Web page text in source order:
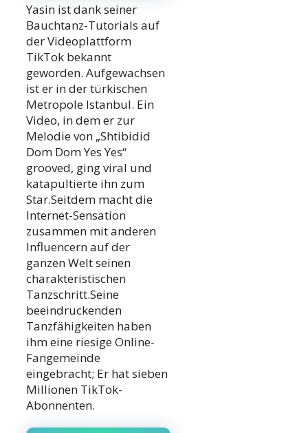
Yasin ist dank seiner
Bauchtanz-Tutorials auf
der Videoplattform
TikTok bekannt
geworden. Aufgewachsen
ist er in der türkischen
Metropole Istanbul. Ein
Video, in dem er zur
Melodie von „Shtibidid
Dom Dom Yes Yes“
grooved, ging viral und
katapultierte ihn zum
Star.Seitdem macht die
Internet-Sensation
zusammen mit anderen
Influencern auf der
ganzen Welt seinen
charakteristischen
Tanzschritt.Seine
beeindruckenden
Tanzfähigkeiten haben
ihm eine riesige Online-
Fangemeinde
eingebracht; Er hat sieben
Millionen TikTok-
Abonnenten.